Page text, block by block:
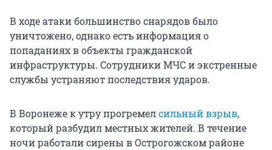
В ходе атаки большинство снарядов было
уничтожено, однако есть информация о
попаданиях в объекты гражданской
инфраструктуры. Сотрудники МЧС и экстренные
службы устраняют последствия ударов.
В Воронеже к утру прогремелсильный взрыв,
который разбудил местных жителей. В течение
ночи работали сирены в Острогожском районе